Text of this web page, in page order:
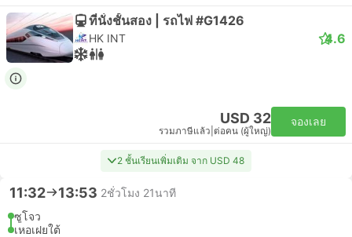
ที่นั่งชั้นสอง | รถไฟ #G1426
HK INT 4.6
USD 32
รวมภาษีแล้ว ต่อคน (ผู้ใหญ่)
จองเลย
2 ชั้นเรียนเพิ่มเติม จาก USD 48
11:32 13:53 2ชั่วโมง 21นาที
ซูโจว
เหอเฝยใต้